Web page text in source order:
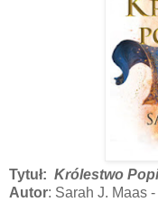
Tytuł: Królestwo
Autor: Sarah J. Maas -